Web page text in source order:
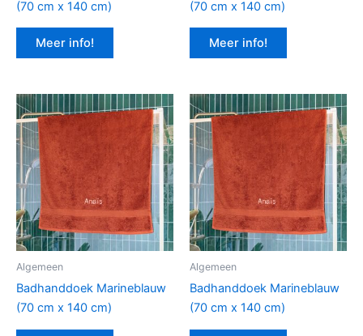
(70 cm x 140 cm)
Meer info!
(70 cm x 140 cm)
Meer info!
Algemeen
Badhanddoek Marineblauw
(70 cm x 140 cm)
Algemeen
Badhanddoek Marineblauw
(70 cm x 140 cm)